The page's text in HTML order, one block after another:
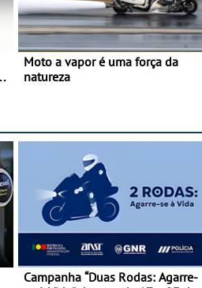
Moto a vapor é uma força da
natureza
Campanha “Duas Rodas: Agarre-